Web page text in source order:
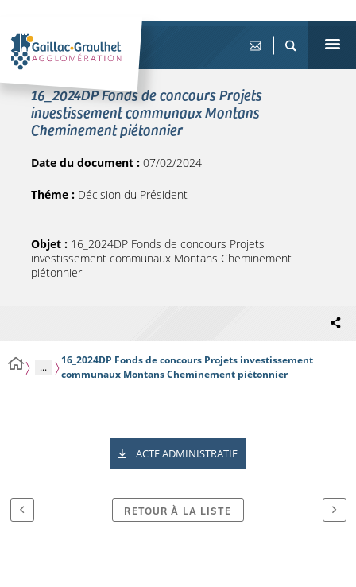
16_2024DP Fonds de concours Projets
investissement communaux Montans
Cheminement piétonnier
Date du document : 07/02/2024
Théme : Décision du Président
Objet : 16_2024DP Fonds de concours Projets
investissement communaux Montans Cheminement
piétonnier
...
16_2024DP Fonds de concours Projets investissement
communaux Montans Cheminement piétonnier
ACTE ADMINISTRATIF
RETOUR À LA LISTE